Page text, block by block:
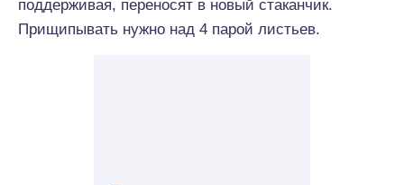
поддерживая, переносят в новый стаканчик.
Прищипывать нужно над 4 парой листьев.